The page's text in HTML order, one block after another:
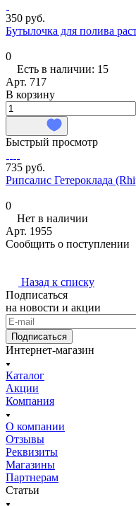
350 руб.
Бутылочка для полива
0
Есть в наличии: 15
Арт. 717
В корзину
Быстрый просмотр
735 руб.
Рипсалис Гетероклада
0
Нет в наличии
Арт. 1955
Сообщить о поступлении
Назад к списку
Подписаться
на новости и акции
Подписаться
Интернет-магазин
Каталог
Акции
Компания
О компании
Отзывы
Реквизиты
Магазины
Партнерам
Статьи